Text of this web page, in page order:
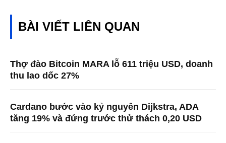
BÀI VIẾT LIÊN QUAN
Thợ đào Bitcoin MARA lỗ 611 triệu USD, doanh
thu lao dốc 27%
Cardano bước vào kỷ nguyên Dijkstra, ADA
tăng 19% và đứng trước thử thách 0,20 USD